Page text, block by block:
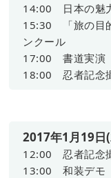
14:00 日本の魅
15:30 「旅の目
ンクール
17:00 書道実演
18:00 忍者記念
2017年1月19日
12:00 忍者記念
13:00 和装デモ